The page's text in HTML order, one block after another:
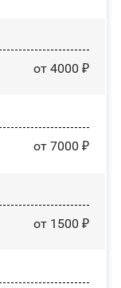
от 4000 ₽
от 7000 ₽
от 1500 ₽